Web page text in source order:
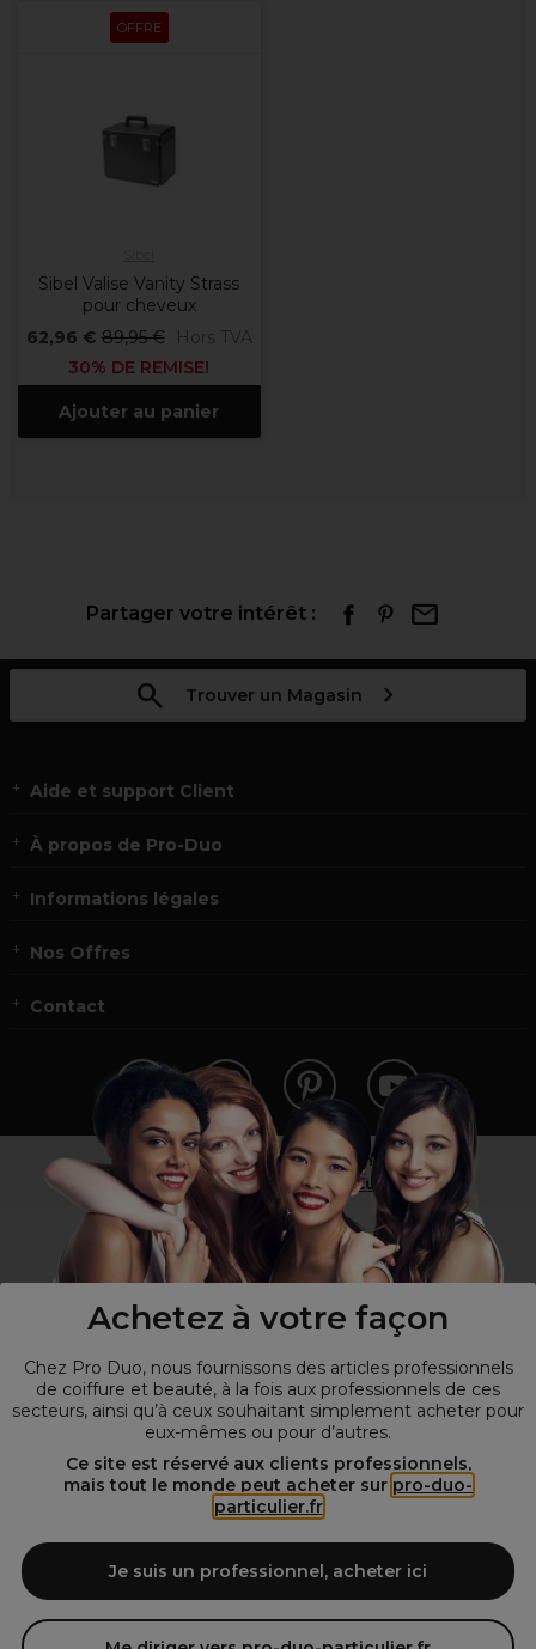
Achetez à votre façon
Chez Pro Duo, nous fournissons des articles professionnels
de coiffure et beauté, à la fois aux professionnels de ces
secteurs, ainsi qu’à ceux souhaitant simplement acheter pour
eux-mêmes ou pour d’autres.
Ce site est réservé aux clients professionnels,
mais tout le monde peut acheter sur pro-duo-
particulier.fr
Je suis un professionnel, acheter ici
OFFRE
Sibel Valise Vanity Strass
pour cheveux
62,96 € 89,95 €
Hors TVA
30% DE REMISE!
Ajouter au panier
Partager votre intérêt :
Trouver un Magasin
Aide et support Client
À propos de Pro-Duo
Informations légales
Nos Offres
Contact
Vous n’êtes pas un professionnel ?
Visitez notre site pour les particuliers!
Spécialiste de la coiffure et de la beauté, nous vous proposons une
large sélection de produits professionnels pour la coiffure et
Duo le fournisseur incontournable des salons de coiffure et instituts
de beauté! Notre gamme de produits s’adresse également à tous ceux
qui sont à la recherche de produits et d'accessoires de coiffure et de
matériel esthétique de qualité.